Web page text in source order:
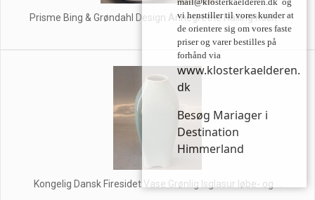
Prisme Bing & Grøndahl Design Annegrethe Halling Koch ...
Kongelig Dansk Firesidet Vase Grønlig Isglasur løbe- og ...
vi henstiller til vores kunder at
de orientere sig om vores faste
priser og varer bestilles på
forhånd via
www.klosterkaelderen.
dk
Besøg Mariager i
Destination
Himmerland